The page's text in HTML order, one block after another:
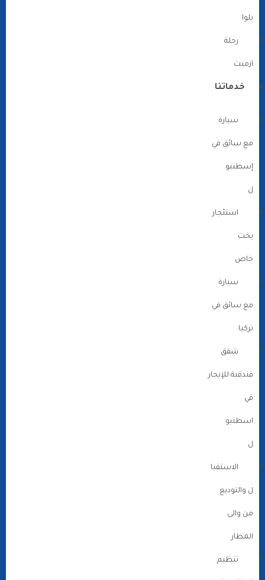
يلوا
رحلة
ازميت
خدماتنا
سيارة
مع سائق في
إسطنبو
ل
استئجار
يخت
خاص
سيارة
مع سائق في
تركيا
شقق
فندقية للإيجار
في
اسطنبو
ل
الاستقبا
ل والتوديع
من والى
المطار
تنظيم